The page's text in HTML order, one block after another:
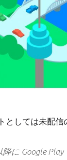
としては未配信
に Google